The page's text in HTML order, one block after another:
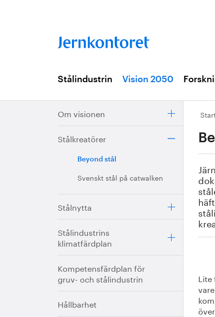
Stålindustrin Vision 2050
Om visionen
Stålkreatörer
Beyond stål
Svenskt stål på catwalken
Stålnytta
Stålindustrins
klimatfärdplan
Kompetensfärdplan för
gruv- och stålindustrin
Hållbarhet
Lite